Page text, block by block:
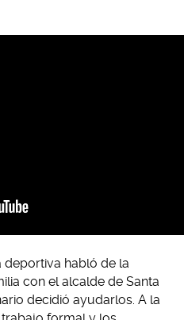
deportiva habló de la
con el alcalde de Santa
decidió ayudarlos. A la